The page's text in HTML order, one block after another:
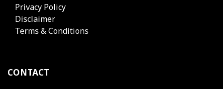
Privacy Policy
Disclaimer
Terms & Conditions
CONTACT